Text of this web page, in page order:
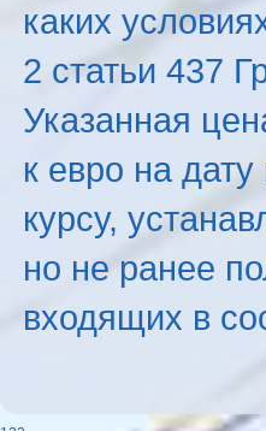
каких
2 статьи 437
Указанная
к евро на
курсу,
но не ранее
входящих в